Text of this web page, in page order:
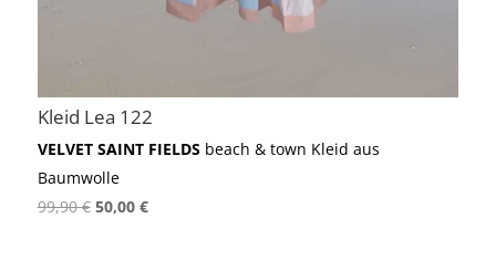
Kleid Lea 122
VELVET SAINT FIELDS beach & town Kleid aus
Baumwolle
99,90€ Ursprünglicher
50,00 €Aktueller